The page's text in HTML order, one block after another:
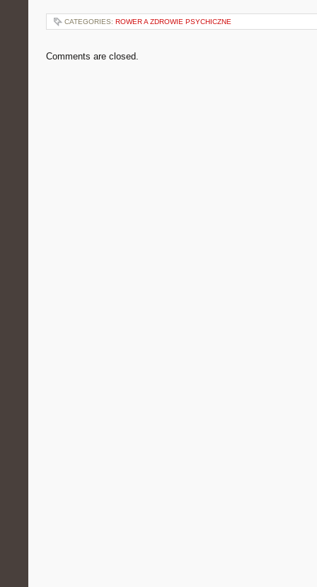
CATEGORIES: ROWER A ZDROWIE PSYCHICZNE
Comments are closed.